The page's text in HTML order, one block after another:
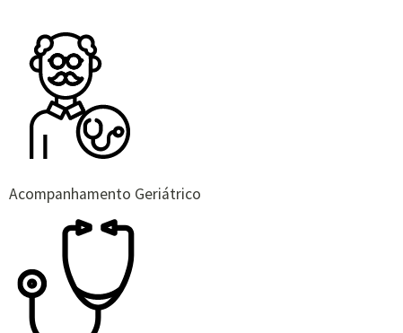
Acompanhamento Geriátrico